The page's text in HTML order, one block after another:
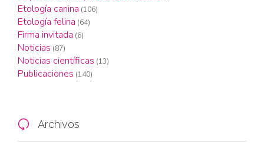
Etología canina (106)
Etología felina (64)
Firma invitada (6)
Noticias (87)
Noticias científicas (13)
Publicaciones (140)
 Archivos